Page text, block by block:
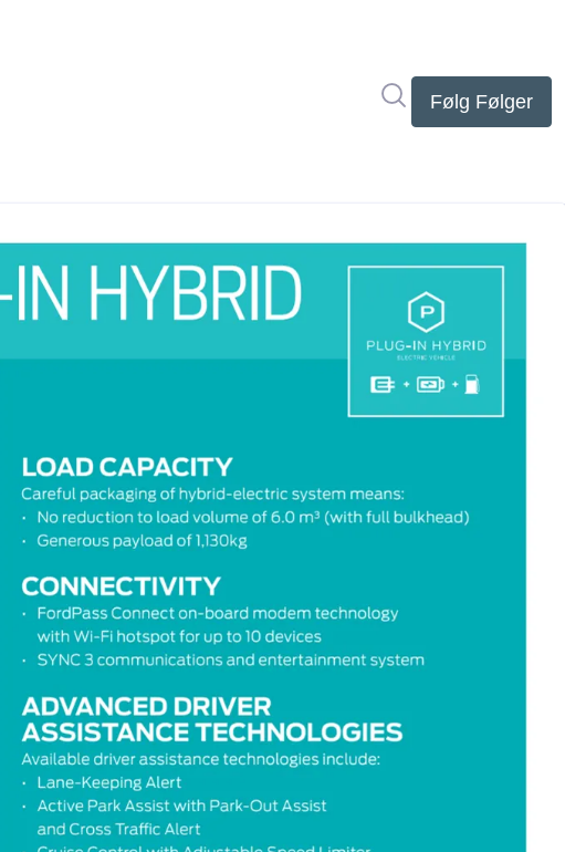
Følg Følger